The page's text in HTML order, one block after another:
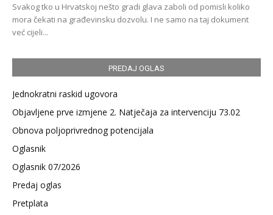
Svakog tko u Hrvatskoj nešto gradi glava zaboli od pomisli koliko
mora čekati na građevinsku dozvolu. I ne samo na taj dokument
već cijeli...
PREDAJ OGLAS
Jednokratni raskid ugovora
Objavljene prve izmjene 2. Natječaja za intervenciju 73.02
Obnova poljoprivrednog potencijala
Oglasnik
Oglasnik 07/2026
Predaj oglas
Pretplata